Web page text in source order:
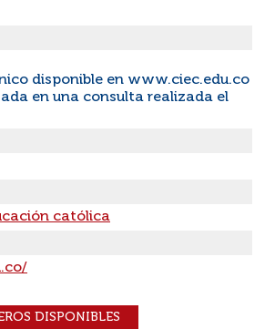
disponible en www.ciec.edu.co
en una consulta realizada el
católica
DISPONIBLES